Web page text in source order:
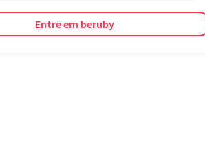
Entre em beruby